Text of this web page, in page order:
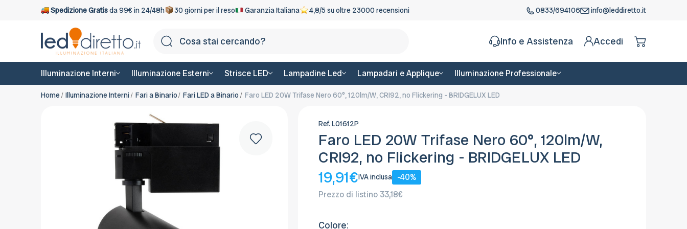
Spedizione Gratisda 99€ in 24/48h 30 giorni per il reso Garanzia Italiana 4,8/5 su oltre 23000 recensioni 0833/694106 info@leddiretto.it
Info e Assistenza Accedi
Illuminazione Interni Illuminazione Esterni Strisce LED Lampadine Led Lampadari e Applique Illuminazione Professionale
Home Illuminazione Interni Fari a Binario Fari LED a Binario Faro LED 20W Trifase Nero 60°, 120lm/W, CRI92, no Flickering - BRIDGELUX LED
Ref. L01612P
Faro LED 20W Trifase Nero 60°, 120lm/W,
CRI92, no Flickering - BRIDGELUX LED
19,91€IVA inclusa
-40%
Prezzo di listino33,18€
Colore: